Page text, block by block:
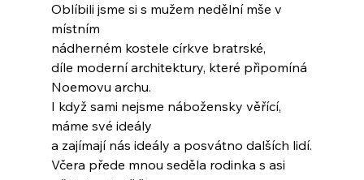
Oblíbili jsme si s mužem nedělní mše v
místním
nádherném kostele církve bratrské,
díle moderní architektury, které připomíná
Noemovu archu.
I když sami nejsme nábožensky věřící,
máme své ideály
a zajímají nás ideály a posvátno dalších lidí.
Včera přede mnou seděla rodinka s asi